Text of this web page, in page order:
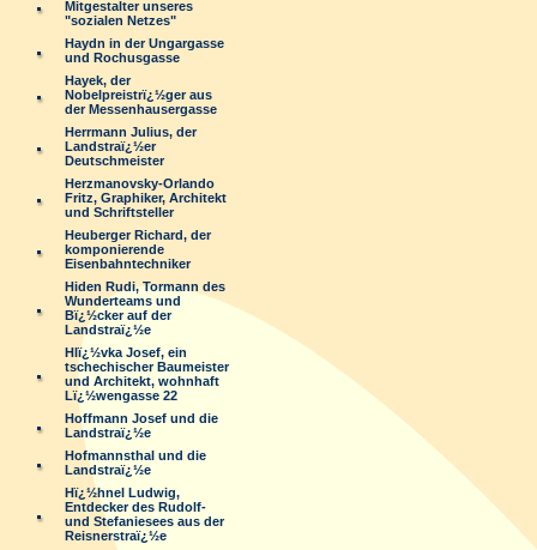
Mitgestalter unseres
"sozialen Netzes"
Haydn in der Ungargasse
und Rochusgasse
Hayek, der
Nobelpreistrï¿½ger aus
der Messenhausergasse
Herrmann Julius, der
Landstraï¿½er
Deutschmeister
Herzmanovsky-Orlando
Fritz, Graphiker, Architekt
und Schriftsteller
Heuberger Richard, der
komponierende
Eisenbahntechniker
Hiden Rudi, Tormann des
Wunderteams und
Bï¿½cker auf der
Landstraï¿½e
Hlï¿½vka Josef, ein
tschechischer Baumeister
und Architekt, wohnhaft
Lï¿½wengasse 22
Hoffmann Josef und die
Landstraï¿½e
Hofmannsthal und die
Landstraï¿½e
Hï¿½hnel Ludwig,
Entdecker des Rudolf-
und Stefaniesees aus der
Reisnerstraï¿½e